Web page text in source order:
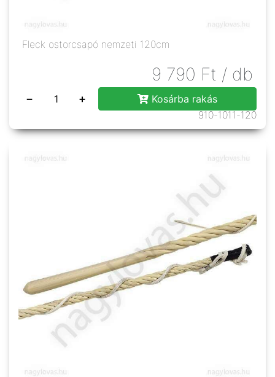
Fleck ostorcsapó nemzeti 120cm
9 790 Ft / db
− +
Kosárba rakás
910-1011-120